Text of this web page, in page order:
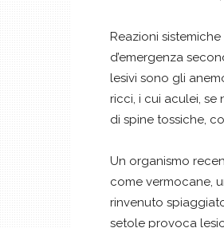
Reazioni
d’emergenza
lesivi sono gli
ricci, i cui aculei,
di spine tossiche,
Un organismo
come vermocane,
rinvenuto
setole provoca